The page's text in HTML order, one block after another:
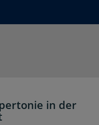
in der